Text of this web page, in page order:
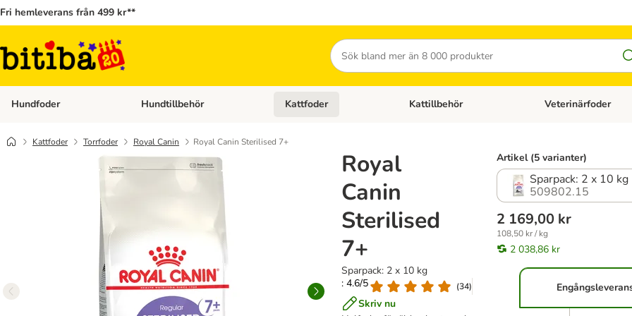
Fri hemleverans från 499 kr**
Sök
Hundfoder Open category menu: Hundfoder
Hundtillbehör Open category menu: Hundtillbehör
Kattfoder Open category menu: Kattfoder
Kattillbehör Open category menu:
Veterinärfoder
Kattfoder Torrfoder Royal Canin Royal Canin Sterilised 7+
Royal
Canin
Sterilised
7+
Sparpack: 2 x 10 kg
: 4.6/5
(34)
Skriv nu
Artikel (5 varianter)
Sparpack: 2 x 10 kg
509802.15
2 169,00 kr
108,50 kr / kg
2 038,86 kr